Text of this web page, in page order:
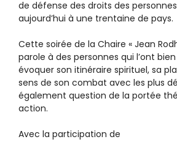
de défense des droits des
aujourd’hui à une trentaine de pays.
Cette soirée de la Chaire « Jean
parole à des personnes qui l’ont
évoquer son itinéraire spirituel, sa
sens de son combat avec les plus
également question de la portée
action.
Avec la participation de